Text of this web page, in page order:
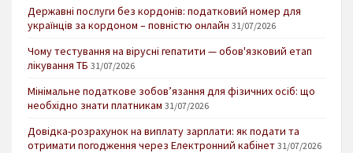
Державні послуги без кордонів: податковий номер для
українців за кордоном – повністю онлайн 31/07/2026
Чому тестування на вірусні гепатити — обов'язковий етап
лікування ТБ 31/07/2026
Мінімальне податкове зобов’язання для фізичних осіб: що
необхідно знати платникам 31/07/2026
Довідка-розрахунок на виплату зарплати: як подати та
отримати погодження через Електронний кабінет 31/07/2026